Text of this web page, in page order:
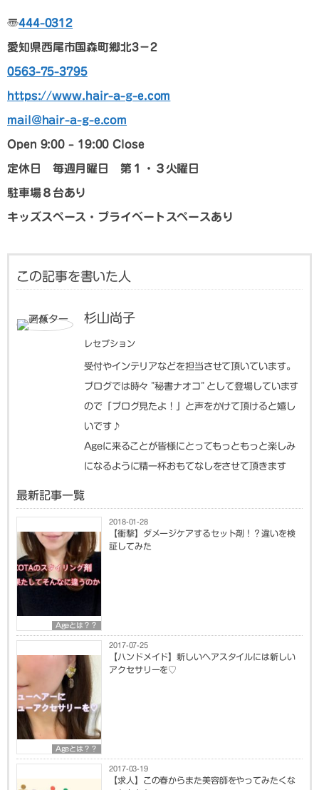
〠444-0312
愛知県西尾市国森町郷北3－2
0563-75-3795
https://www.hair-a-g-e.com
mail@hair-a-g-e.com
Open 9:00 – 19:00 Close
定休日 毎週月曜日 第１・３火曜日
駐車場８台あり
キッズスペース・プライベートスペースあり
この記事を書いた人
杉山尚子
レセプション
受付やインテリアなどを担当させて頂いています。
ブログでは時々 ”秘書ナオコ” として登場しています
ので「ブログ見たよ！」と声をかけて頂けると嬉し
いです♪
Ageに来ることが皆様にとってもっともっと楽しみ
になるように精一杯おもてなしをさせて頂きます
最新記事一覧
Ageとは？？
2018-01-28
【衝撃】ダメージケアするセット剤！？違いを検
証してみた
Ageとは？？
2017-07-25
【ハンドメイド】新しいヘアスタイルには新しい
アクセサリーを♡
2017-03-19
【求人】この春からまた美容師をやってみたくな